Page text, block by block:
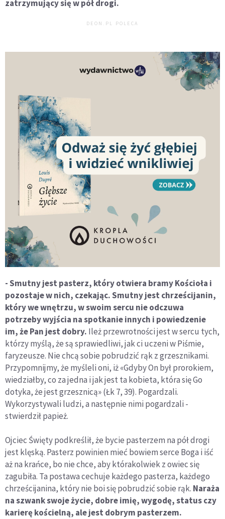
zatrzymujący się w pół drogi.
DEON.PL POLECA
- Smutny jest pasterz, który otwiera bramy Kościoła i
pozostaje w nich, czekając. Smutny jest chrześcijanin,
który we wnętrzu, w swoim sercu nie odczuwa
potrzeby wyjścia na spotkanie innych i powiedzenie
im, że Pan jest dobry. Ileż przewrotności jest w sercu tych,
którzy myślą, że są sprawiedliwi, jak ci uczeni w Piśmie,
faryzeusze. Nie chcą sobie pobrudzić rąk z grzesznikami.
Przypomnijmy, że myśleli oni, iż «Gdyby On był prorokiem,
wiedziałby, co za jedna i jak jest ta kobieta, która się Go
dotyka, że jest grzesznicą» (Łk 7, 39). Pogardzali.
Wykorzystywali ludzi, a następnie nimi pogardzali -
stwierdził papież.
Ojciec Święty podkreślił, że bycie pasterzem na pół drogi
jest klęską. Pasterz powinien mieć bowiem serce Boga i iść
aż na krańce, bo nie chce, aby którakolwiek z owiec się
zagubiła. Ta postawa cechuje każdego pasterza, każdego
chrześcijanina, który nie boi się pobrudzić sobie rąk. Naraża
na szwank swoje życie, dobre imię, wygodę, status czy
karierę kościelną, ale jest dobrym pasterzem.